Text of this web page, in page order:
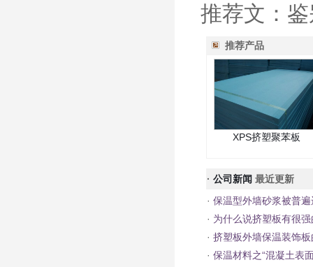
推荐文：
推荐产品
XPS挤塑聚苯板
· 公司新闻 最近更新
· 保温型外墙砂浆被普
· 为什么说挤塑板有很
· 挤塑板外墙保温装饰
· 保温材料之“混凝土表